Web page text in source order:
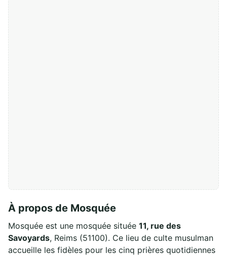
À propos de Mosquée
Mosquée est une mosquée située 11, rue des
Savoyards, Reims (51100). Ce lieu de culte musulman
accueille les fidèles pour les cinq prières quotidiennes